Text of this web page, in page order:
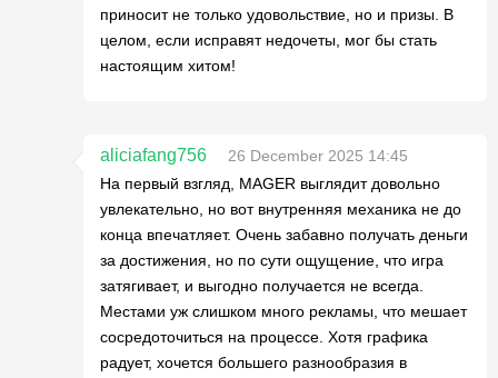
приносит не только удовольствие, но и призы. В
целом, если исправят недочеты, мог бы стать
настоящим хитом!
aliciafang756
26 December 2025 14:45
На первый взгляд, MAGER выглядит довольно
увлекательно, но вот внутренняя механика не до
конца впечатляет. Очень забавно получать деньги
за достижения, но по сути ощущение, что игра
затягивает, и выгодно получается не всегда.
Местами уж слишком много рекламы, что мешает
сосредоточиться на процессе. Хотя графика
радует, хочется большего разнообразия в